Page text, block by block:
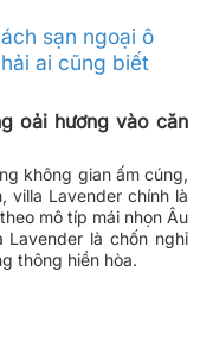
sạn ngoại ô
ai cũng biết
oải hương vào căn
không gian ấm cúng,
villa Lavender chính là
mô típ mái nhọn Âu
là chốn nghỉ
thông hiền hòa.